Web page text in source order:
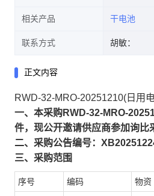
相关产品 干电池
联系方式 胡敏：
正文内容
RWD-32-MRO-20251210(日用
一、本采购RWD-32-MRO-
件，现公开邀请供应商参加询比
二、采购公告编号：
三、采购范围
序号 编码 物资